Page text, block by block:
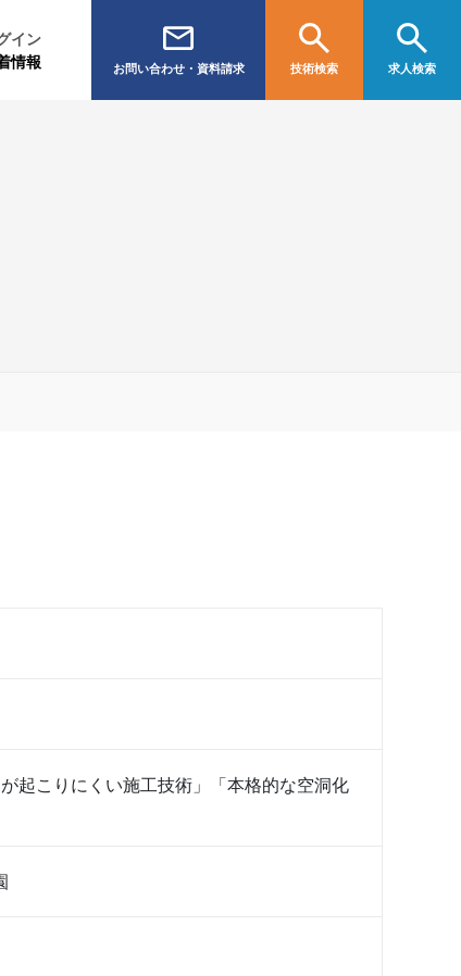
イン
情報 お問い合わせ・資料請求 技術検索 求人検索
起こりにくい施工技術」「本格的な空洞化